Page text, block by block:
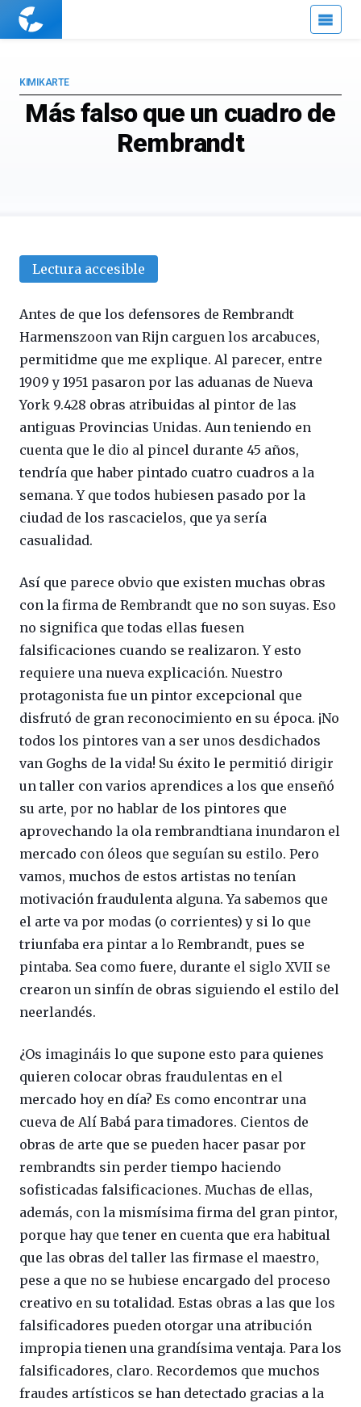
Cuaderno
Más falso que un cuadro de
Rembrandt
KIMIKARTE
Lectura accesible
Antes de que los defensores de Rembrandt
Harmenszoon van Rijn carguen los arcabuces,
permitidme que me explique. Al parecer, entre
1909 y 1951 pasaron por las aduanas de Nueva
York 9.428 obras atribuidas al pintor de las
antiguas Provincias Unidas. Aun teniendo en
cuenta que le dio al pincel durante 45 años,
tendría que haber pintado cuatro cuadros a la
semana. Y que todos hubiesen pasado por la
ciudad de los rascacielos, que ya sería
casualidad.
Así que parece obvio que existen muchas obras
con la firma de Rembrandt que no son suyas. Eso
no significa que todas ellas fuesen
falsificaciones cuando se realizaron. Y esto
requiere una nueva explicación. Nuestro
protagonista fue un pintor excepcional que
disfrutó de gran reconocimiento en su época. ¡No
todos los pintores van a ser unos desdichados
van Goghs de la vida! Su éxito le permitió dirigir
un taller con varios aprendices a los que enseñó
su arte, por no hablar de los pintores que
aprovechando la ola rembrandtiana inundaron el
mercado con óleos que seguían su estilo. Pero
vamos, muchos de estos artistas no tenían
motivación fraudulenta alguna. Ya sabemos que
el arte va por modas (o corrientes) y si lo que
triunfaba era pintar a lo Rembrandt, pues se
pintaba. Sea como fuere, durante el siglo XVII se
crearon un sinfín de obras siguiendo el estilo del
neerlandés.
¿Os imagináis lo que supone esto para quienes
quieren colocar obras fraudulentas en el
mercado hoy en día? Es como encontrar una
cueva de Alí Babá para timadores. Cientos de
obras de arte que se pueden hacer pasar por
rembrandts sin perder tiempo haciendo
sofisticadas falsificaciones. Muchas de ellas,
además, con la mismísima firma del gran pintor,
porque hay que tener en cuenta que era habitual
que las obras del taller las firmase el maestro,
pese a que no se hubiese encargado del proceso
creativo en su totalidad. Estas obras a las que los
falsificadores pueden otorgar una atribución
impropia tienen una grandísima ventaja. Para los
falsificadores, claro. Recordemos que muchos
fraudes artísticos se han detectado gracias a la